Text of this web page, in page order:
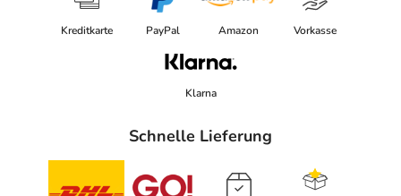
Kreditkarte PayPal Amazon Vorkasse
Klarna
Schnelle Lieferung